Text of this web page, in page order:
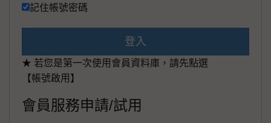
記住帳號密碼
登入
★ 若您是第一次使用會員資料庫，請先點選
【帳號啟用】
會員服務申請/試用